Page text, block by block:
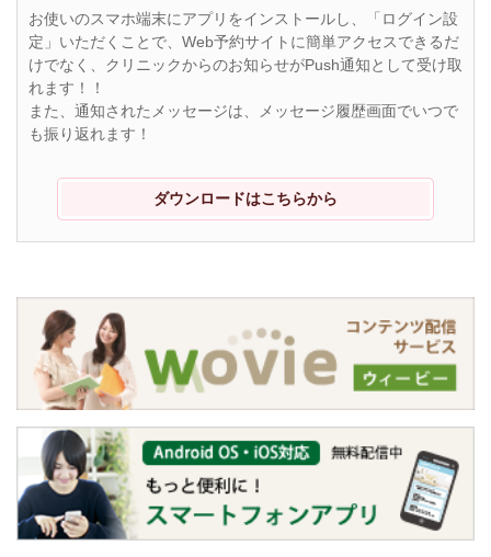
お使いのスマホ端末にアプリをインストールし、「ログイン設
定」いただくことで、Web予約サイトに簡単アクセスできるだ
けでなく、クリニックからのお知らせがPush通知として受け取
れます！！
また、通知されたメッセージは、メッセージ履歴画面でいつで
も振り返れます！
ダウンロードはこちらから